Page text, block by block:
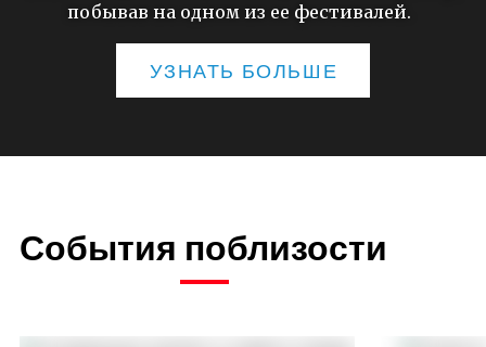
побывав на одном из ее фестивалей.
УЗНАТЬ БОЛЬШЕ
События поблизости